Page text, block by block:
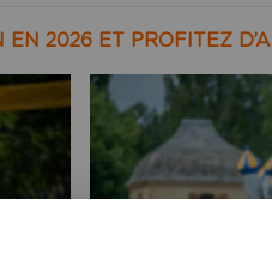
2026 ET PROFITEZ